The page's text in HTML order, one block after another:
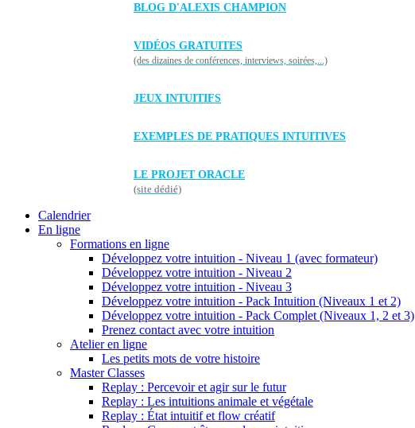
BLOG D'ALEXIS CHAMPION
VIDÉOS GRATUITES
(des dizaines de conférences, interviews, soirées,...)
JEUX INTUITIFS
EXEMPLES DE PRATIQUES INTUITIVES
LE PROJET ORACLE
(site dédié)
Calendrier
En ligne
Formations en ligne
Développez votre intuition - Niveau 1 (avec formateur)
Développez votre intuition - Niveau 2
Développez votre intuition - Niveau 3
Développez votre intuition - Pack Intuition (Niveaux 1 et 2)
Développez votre intuition - Pack Complet (Niveaux 1, 2 et 3)
Prenez contact avec votre intuition
Atelier en ligne
Les petits mots de votre histoire
Master Classes
Replay : Percevoir et agir sur le futur
Replay : Les intuitions animale et végétale
Replay : État intuitif et flow créatif